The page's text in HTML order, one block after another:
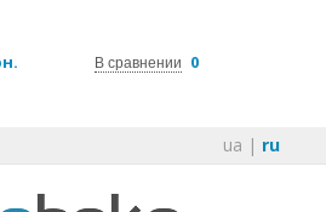
В сравнении 0
ua | ru